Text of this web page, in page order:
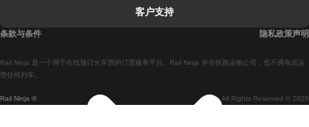
馬德里開往巴塞罗那的列車
Rail Ninja ® All Rights Reserved © 2026
Rail Ninja 是一个用于在线预订火车票的订票服务平台。Rail Ninja 并非铁路运输公司，也不拥有或运
营任何列车。
客户支持
条款与条件 隐私政策声明